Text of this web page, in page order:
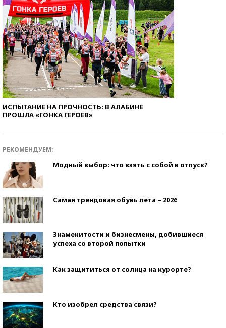
ИСПЫТАНИЕ НА ПРОЧНОСТЬ: В АЛАБИНЕ
ПРОШЛА «ГОНКА ГЕРОЕВ»
РЕКОМЕНДУЕМ:
Модный выбор: что взять с собой в отпуск?
Самая трендовая обувь лета – 2026
Знаменитости и бизнесмены, добившиеся
успеха со второй попытки
Как защититься от солнца на курорте?
Кто изобрел средства связи?